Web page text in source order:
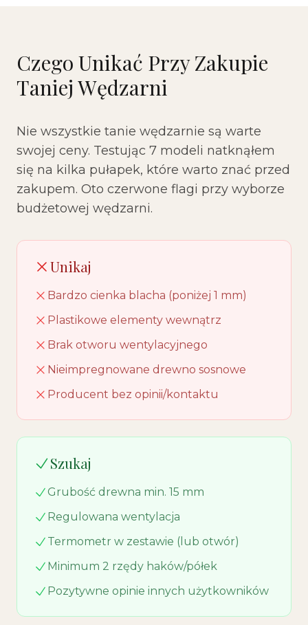
Czego Unikać Przy Zakupie
Taniej Wędzarni
Nie wszystkie tanie wędzarnie są warte
swojej ceny. Testując 7 modeli natknąłem
się na kilka pułapek, które warto znać przed
zakupem. Oto czerwone flagi przy wyborze
budżetowej wędzarni.
Unikaj
Bardzo cienka blacha (poniżej 1 mm)
Plastikowe elementy wewnątrz
Brak otworu wentylacyjnego
Nieimpregnowane drewno sosnowe
Producent bez opinii/kontaktu
Szukaj
Grubość drewna min. 15 mm
Regulowana wentylacja
Termometr w zestawie (lub otwór)
Minimum 2 rzędy haków/półek
Pozytywne opinie innych użytkowników